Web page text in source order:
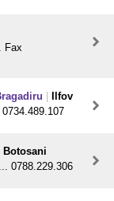
Fax
Ilfov
Botosani
0788.229.306